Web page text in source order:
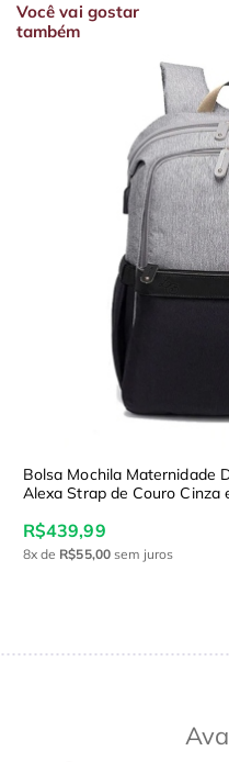
Você vai gostar
também
Bolsa Mochila Maternidade
Alexa Strap de Couro Cinza
R$439,99
8x de R$55,00sem juros